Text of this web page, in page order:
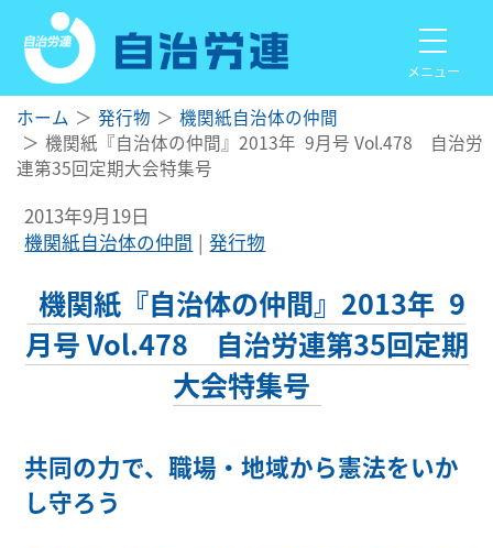
メニュー
ホーム 発行物
機関紙自治体の仲間
機関紙『自治体の仲間』2013年 9月号 Vol.478 自治労
連第35回定期大会特集号
2013年9月19日
機関紙自治体の仲間
発行物
機関紙『自治体の仲間』2013年 9
月号 Vol.478 自治労連第35回定期
大会特集号
共同の力で、職場・地域から憲法をいか
し守ろう